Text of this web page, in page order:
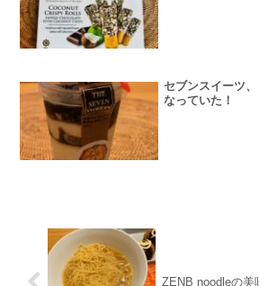
セブンスイーツ
なっていた！
ZENB noodleの美